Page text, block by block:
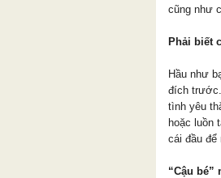
cũng như
Phải biết
Hầu như
đích
tình yêu
hoặc luồn
cái đầu để
“Cậu bé”